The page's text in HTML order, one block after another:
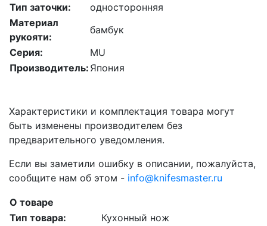
Тип заточки:
односторонняя
Материал
рукояти:
бамбук
Серия:
MU
Производитель: Япония
Характеристики и комплектация товара могут
быть изменены производителем без
предварительного уведомления.
Если вы заметили ошибку в описании, пожалуйста,
сообщите нам об этом - info@knifesmaster.ru
О товаре
Тип товара:
Кухонный нож